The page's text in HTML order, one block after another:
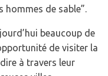
hommes de sable”.
beaucoup de
de visiter la
à travers leur